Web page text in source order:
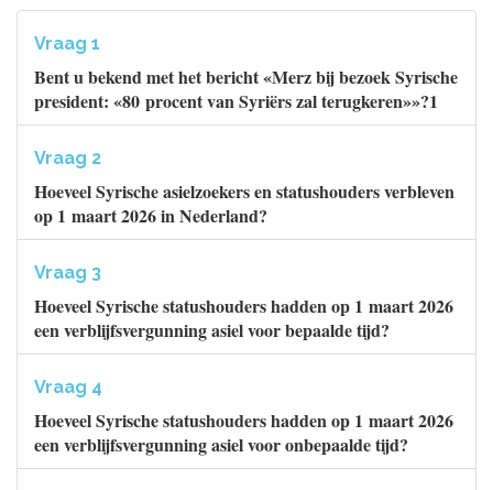
Vraag 1
Bent u bekend met het bericht «Merz bij bezoek Syrische
president: «80 procent van Syriërs zal terugkeren»»?1
Vraag 2
Hoeveel Syrische asielzoekers en statushouders verbleven
op 1 maart 2026 in Nederland?
Vraag 3
Hoeveel Syrische statushouders hadden op 1 maart 2026
een verblijfsvergunning asiel voor bepaalde tijd?
Vraag 4
Hoeveel Syrische statushouders hadden op 1 maart 2026
een verblijfsvergunning asiel voor onbepaalde tijd?